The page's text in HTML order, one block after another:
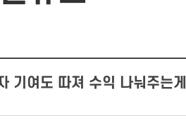
기여도 따져 수익 나눠주는